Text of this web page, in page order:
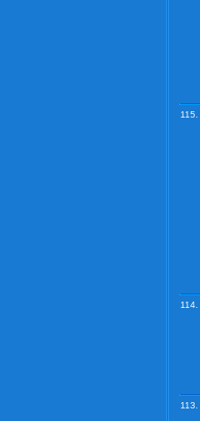
115.
114.
113.